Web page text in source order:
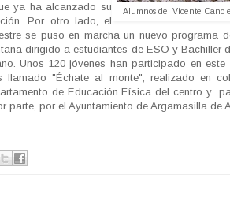
Alumnos del Vicente Cano
ya ha alcanzado su
Por otro lado, el
se puso en marcha un nuevo programa
dirigido a estudiantes de ESO y Bachiller
Unos 120 jóvenes han participado en este
llamado "Échate al monte", realizado en
de Educación Física del centro y
parte, por el Ayuntamiento de Argamasilla de